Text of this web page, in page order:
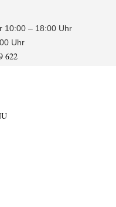
10:00 – 18:00 Uhr
Uhr
622